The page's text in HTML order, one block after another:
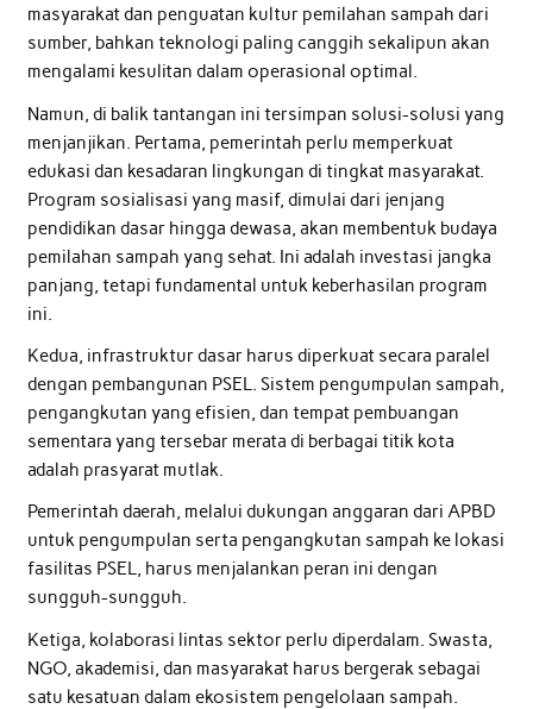
masyarakat dan penguatan kultur pemilahan sampah dari
sumber, bahkan teknologi paling canggih sekalipun akan
mengalami kesulitan dalam operasional optimal.
Namun, di balik tantangan ini tersimpan solusi-solusi yang
menjanjikan. Pertama, pemerintah perlu memperkuat
edukasi dan kesadaran lingkungan di tingkat masyarakat.
Program sosialisasi yang masif, dimulai dari jenjang
pendidikan dasar hingga dewasa, akan membentuk budaya
pemilahan sampah yang sehat. Ini adalah investasi jangka
panjang, tetapi fundamental untuk keberhasilan program
ini.
Kedua, infrastruktur dasar harus diperkuat secara paralel
dengan pembangunan PSEL. Sistem pengumpulan sampah,
pengangkutan yang efisien, dan tempat pembuangan
sementara yang tersebar merata di berbagai titik kota
adalah prasyarat mutlak.
Pemerintah daerah, melalui dukungan anggaran dari APBD
untuk pengumpulan serta pengangkutan sampah ke lokasi
fasilitas PSEL, harus menjalankan peran ini dengan
sungguh-sungguh.
Ketiga, kolaborasi lintas sektor perlu diperdalam. Swasta,
NGO, akademisi, dan masyarakat harus bergerak sebagai
satu kesatuan dalam ekosistem pengelolaan sampah.